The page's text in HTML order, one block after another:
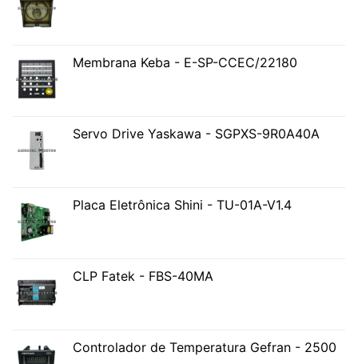
Membrana Keba - E-SP-CCEC/22180
Servo Drive Yaskawa - SGPXS-9R0A40A
Placa Eletrônica Shini - TU-01A-V1.4
CLP Fatek - FBS-40MA
Controlador de Temperatura Gefran - 2500